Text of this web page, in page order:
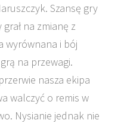
Szansę gry
na zmianę z
wyrównana i bój
na przewagi.
nasza ekipa
walczyć o remis w
Nysianie jednak nie